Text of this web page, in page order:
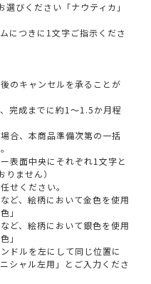
びください「ナウティカ」
につきに1文字ご指示くださ
のキャンセルを承ることが
完成までに約1～1.5か月程
合、本商品準備次第の一括
表面中央にそれぞれ1文字と
ません）
せください。
ど、絵柄において金色を使用
」
ど、絵柄において銀色を使用
」
ドルを左にして同じ位置に
シャル左用」とご入力くださ